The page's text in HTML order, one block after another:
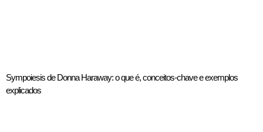
Sympoiesis de Donna Haraway: o que é, conceitos-chave e exemplos
explicados